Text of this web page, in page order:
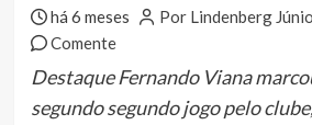
há 6 meses Por Lindenberg
Comente
Destaque Fernando Viana
segundo segundo jogo pelo